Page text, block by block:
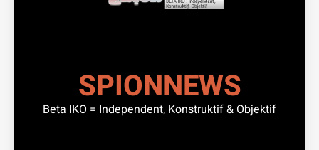
SPIONNEWS
Beta IKO = Independent, Konstruktif & Objektif